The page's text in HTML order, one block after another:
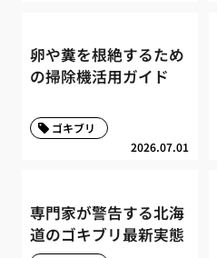
卵や糞を根絶するため
の掃除機活用ガイド
2026.07.01
ゴキブリ
専門家が警告する北海
道のゴキブリ最新実態